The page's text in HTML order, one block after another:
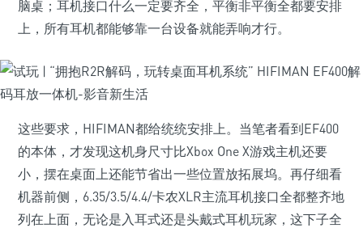
脑桌；耳机接口什么一定要齐全，平衡非平衡全都要安排
上，所有耳机都能够靠一台设备就能弄响才行。
这些要求，HIFIMAN都给统统安排上。当笔者看到EF400
的本体，才发现这机身尺寸比Xbox One X游戏主机还要
小，摆在桌面上还能节省出一些位置放拓展坞。再仔细看
机器前侧，6.35/3.5/4.4/卡农XLR主流耳机接口全都整齐地
列在上面，无论是入耳式还是头戴式耳机玩家，这下子全